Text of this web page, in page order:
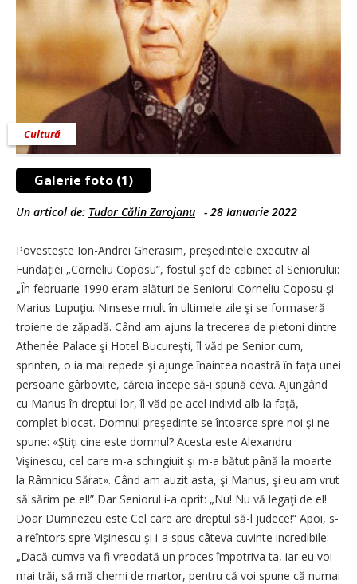
Galerie foto (1)
Cultură
Un articol de: Tudor Călin Zarojanu - 28 Ianuarie 2022
Povestește Ion-Andrei Gherasim, președintele executiv al
Fundației „Corneliu Coposu“, fostul şef de cabinet al Seniorului:
„În februarie 1990 eram alături de Seniorul Corneliu Coposu şi
Marius Lupuţiu. Ninsese mult în ultimele zile şi se formaseră
troiene de zăpadă. Când am ajuns la trecerea de pietoni dintre
Athenée Palace şi Hotel Bucureşti, îl văd pe Senior cum,
sprinten, o ia mai repede şi ajunge înaintea noastră în faţa unei
persoane gârbovite, căreia începe să-i spună ceva. Ajungând
cu Marius în dreptul lor, îl văd pe acel individ alb la faţă,
complet blocat. Domnul preşedinte se întoarce spre noi şi ne
spune: «Ştiţi cine este domnul? Acesta este Alexandru
Vişinescu, cel care m-a schingiuit şi m-a bătut până la moarte
la Râmnicu Sărat». Când am auzit asta, şi Marius, şi eu am vrut
să sărim pe el!” Dar Seniorul i-a oprit: „Nu! Nu vă legaţi de el!
Doar Dumnezeu este Cel care are dreptul să-l judece!“ Apoi, s-
a reîntors spre Vişinescu şi i-a spus câteva cuvinte incredibile:
„Dacă cumva va fi vreodată un proces împotriva ta, iar eu voi
mai trăi, să mă chemi de martor, pentru că voi spune că numai